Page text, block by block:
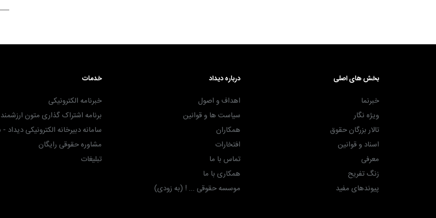
بخش های اصلی
خبرنما
ویژه نگار
تالار بزرگان حقوق
اسناد و قوانین
معرفی
زنگ تفریح
پیوندهای مفید
درباره دیداد
اهداف و اصول
سیاست ها و قوانین
همکاران
افتخارات
تماس با ما
همکاری با ما
موسسه حقوقی ... ! (به زودی)
خدمات
خبرنامه الکترونیکی
برنامه اشتراک گذاری متون
سامانه دبیرخانه الکترونیکی دیداد
مشاوره حقوقی رایگان
تبلیغات